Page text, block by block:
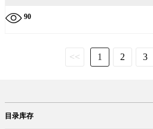
90
<< 1 2 3
目录库存